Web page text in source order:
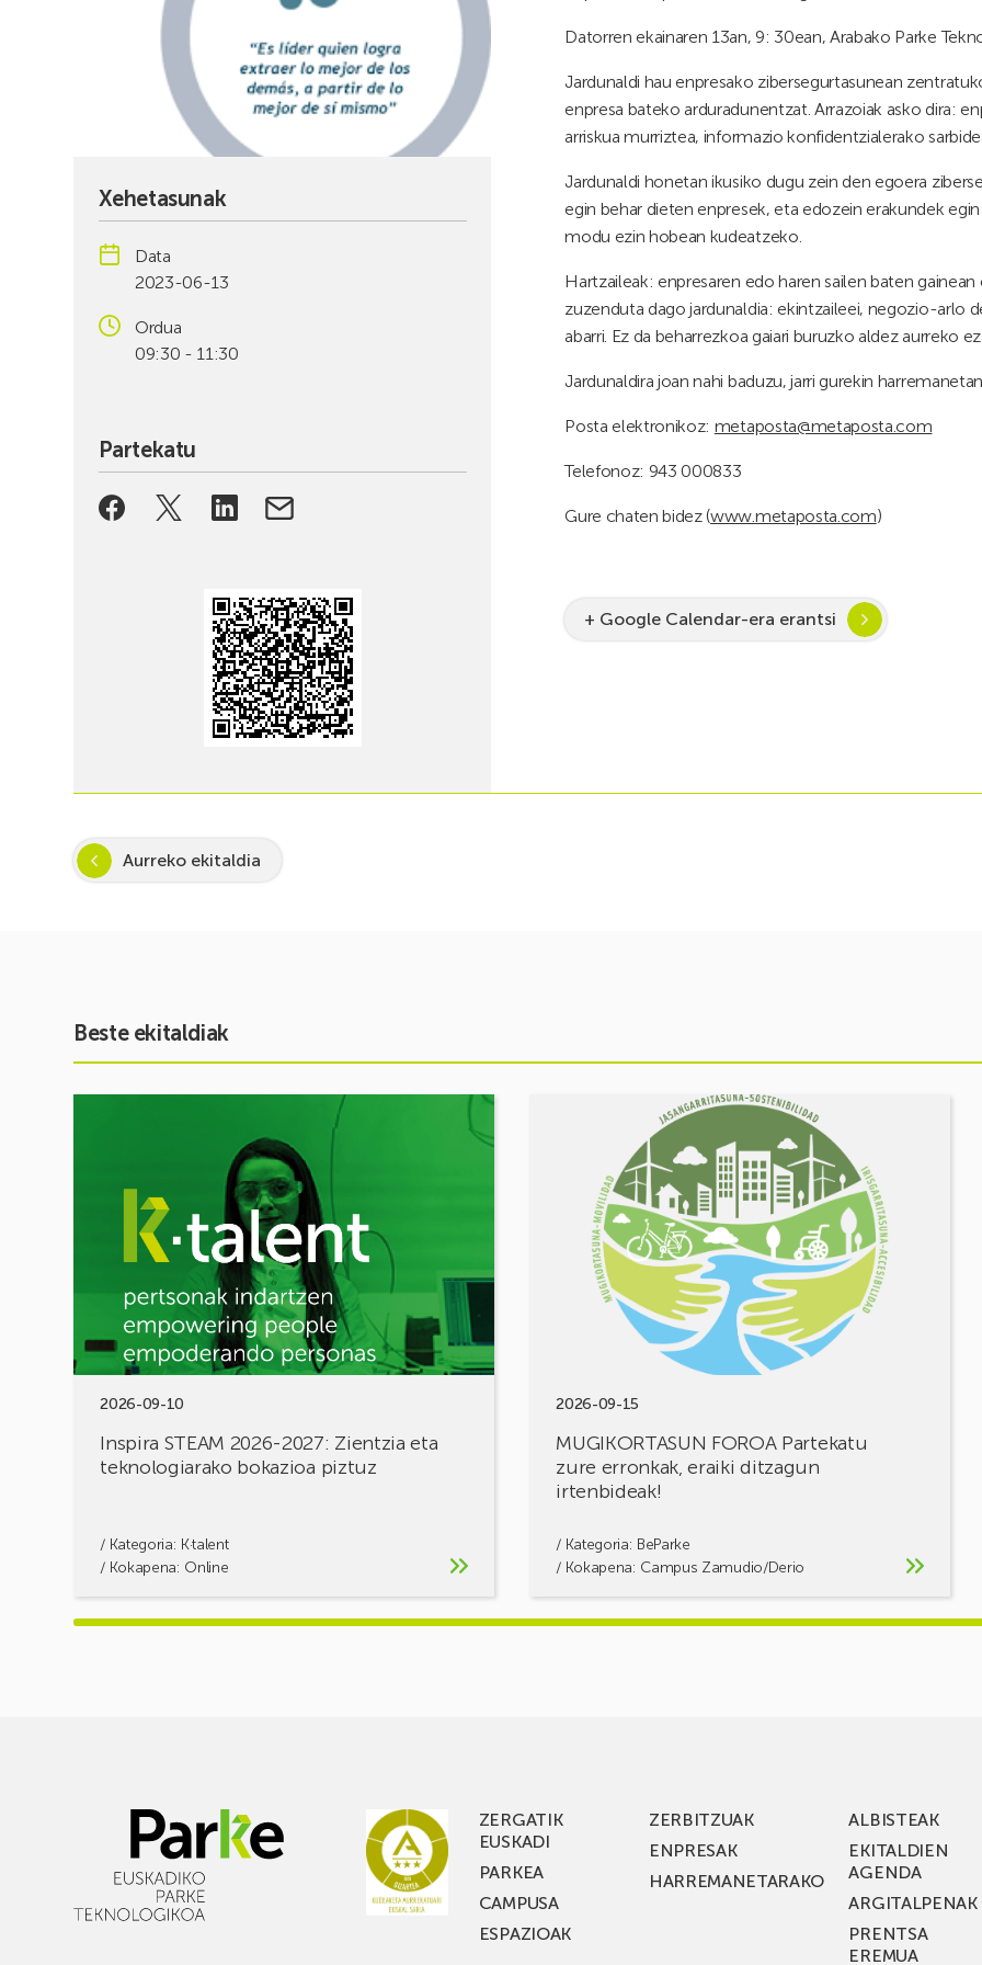
Datorren ekainaren 13an, 9: 30ean, Arabako Parke
Jardunaldi hau enpresako zibersegurtasunean
enpresa bateko arduradunentzat. Arrazoiak asko dira:
arriskua murriztea, informazio konfidentzialerako
Jardunaldi honetan ikusiko dugu zein den egoera
egin behar dieten enpresek, eta edozein erakundek
modu ezin hobean kudeatzeko.
Hartzaileak: enpresaren edo haren sailen baten
zuzenduta dago jardunaldia: ekintzaileei, negozio-arlo
abarri. Ez da beharrezkoa gaiari buruzko aldez aurreko
Jardunaldira joan nahi baduzu, jarri gurekin
Posta elektronikoz: metaposta@metaposta.com
Telefonoz: 943 000833
Gure chaten bidez (www.metaposta.com)
+ Google Calendar-era erantsi
Xehetasunak
Data
2023-06-13
Ordua
09:30 - 11:30
Partekatu
Aurreko ekitaldia
Beste ekitaldiak
2026-09-10
Inspira STEAM 2026-2027: Zientzia eta
teknologiarako bokazioa piztuz
/ Kategoria: K·talent
/ Kokapena: Online
teknologiarako
bokazioa
piztuz
2026-09-15
MUGIKORTASUN FOROA Partekatu
zure erronkak, eraiki ditzagun
irtenbideak!
/ Kategoria: BeParke
/ Kokapena: Campus Zamudio/Derio
MUGIKORTASUN
ZERGATIK
EUSKADI
PARKEA
CAMPUSA
ESPAZIOAK
ZERBITZUAK
ENPRESAK
HARREMANETARAKO
ALBISTEAK
EKITALDIEN
AGENDA
ARGITALPENAK
PRENTSA
EREMUA